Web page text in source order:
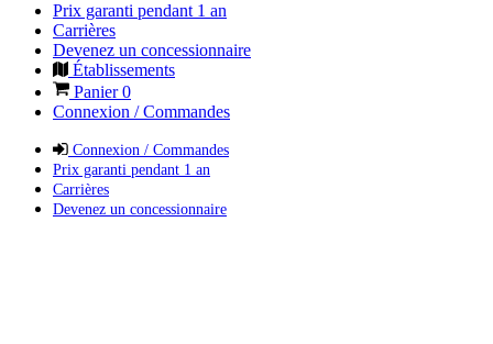
Prix garanti pendant 1 an
Carrières
Devenez un concessionnaire
Établissements
Panier0
Connexion / Commandes
Connexion / Commandes
Prix garanti pendant 1 an
Carrières
Devenez un concessionnaire